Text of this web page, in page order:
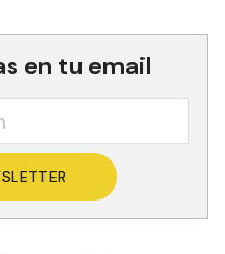
en tu email